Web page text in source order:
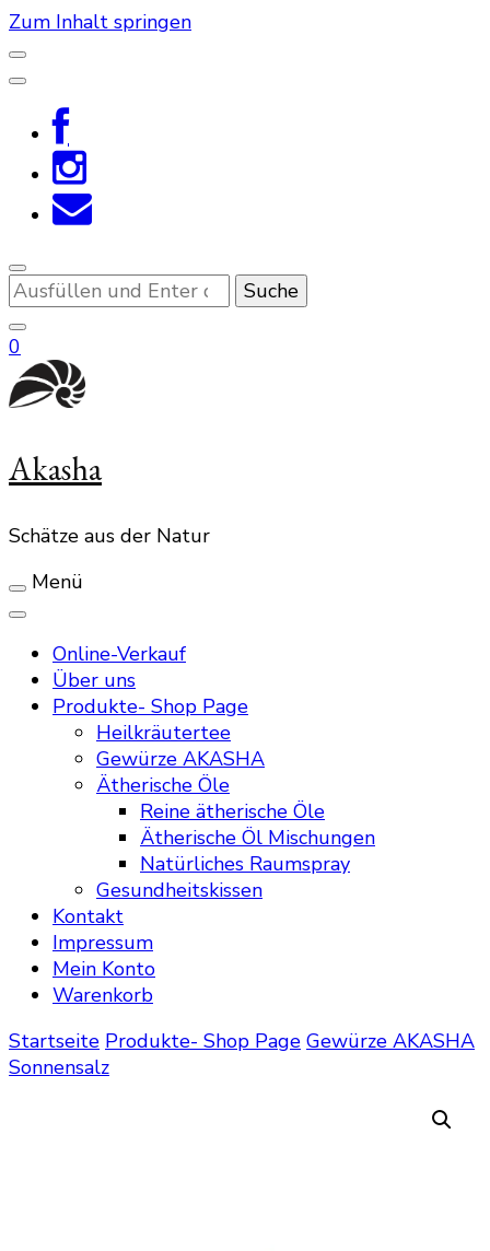
Zum Inhalt springen
Suchst
du
nach
etwas?
0
Akasha
Schätze aus der Natur
Menü
Online-Verkauf
Über uns
Produkte- Shop Page
Heilkräutertee
Gewürze AKASHA
Ätherische Öle
Reine ätherische Öle
Ätherische Öl Mischungen
Natürliches Raumspray
Gesundheitskissen
Kontakt
Impressum
Mein Konto
Warenkorb
Startseite Produkte- Shop Page Gewürze AKASHA
Sonnensalz